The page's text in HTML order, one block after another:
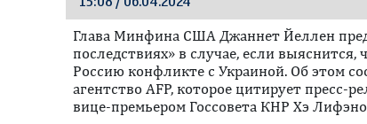
Глава Минфина США Джаннет Йеллен
последствиях» в случае, если
Россию конфликте с Украиной. Об этом
агентство AFP, которое цитирует
вице-премьером Госсовета КНР Хэ